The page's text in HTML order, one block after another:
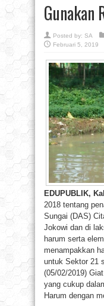
Gunakan
Posted by: SA
Februari 5, 2019
EDUPUBLIK,
2018 tentang
Sungai (DAS)
Jokowi dan di
harum serta
menampakkan
untuk Sektor 21
(05/02/2019)
yang cukup
Harum dengan